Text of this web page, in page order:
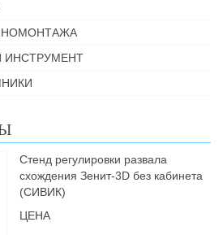
ИНСТРУМЕНТ
Стенд регулировки развала
схождения Зенит-3D без кабинета
(СИВИК)
ЦЕНА